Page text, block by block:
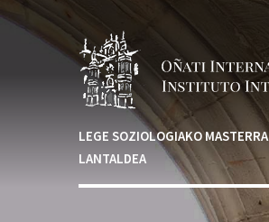
Skip to main content
LEGE SOZIOLOGIAKO MASTERRA
LANTALDEA